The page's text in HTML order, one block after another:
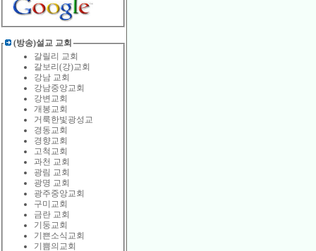
(방송)설교 교회
갈릴리 교회
갈보리(강)교회
강남 교회
강남중앙교회
강변교회
개봉교회
거룩한빛광성교
경동교회
경향교회
고척교회
과천 교회
광림 교회
광명 교회
광주중앙교회
구미교회
금란 교회
기둥교회
기쁜소식교회
기쁨의교회